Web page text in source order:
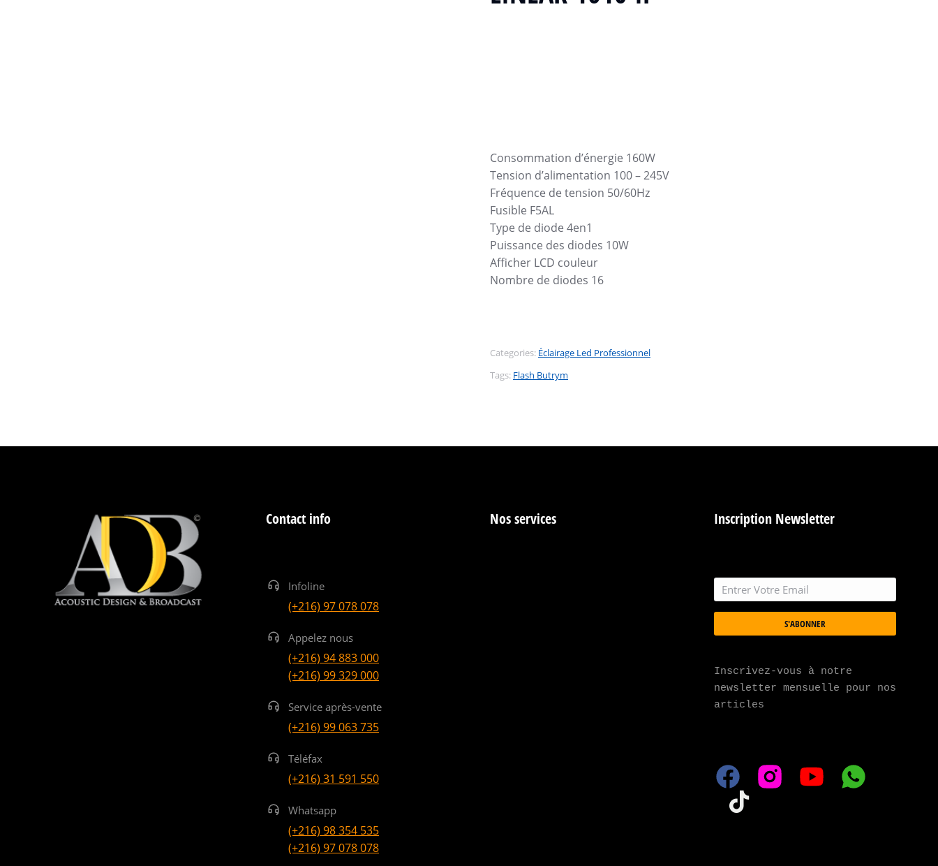
Consommation d’énergie 160W
Tension d’alimentation 100 – 245V
Fréquence de tension 50/60Hz
Fusible F5AL
Type de diode 4en1
Puissance des diodes 10W
Afficher LCD couleur
Nombre de diodes 16
Categories: Éclairage Led Professionnel
Tags: Flash Butrym
Contact info
Infoline
(+216) 97 078 078
Appelez nous
(+216) 94 883 000
(+216) 99 329 000
Service après-vente
(+216) 99 063 735
Téléfax
(+216) 31 591 550
Whatsapp
(+216) 98 354 535
(+216) 97 078 078
Nos services Inscription Newsletter
S'ABONNER
Inscrivez-vous à notre
newsletter mensuelle pour nos
articles